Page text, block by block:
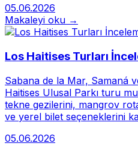
05.06.2026
Makaleyi oku →
Los Haitises Turları
Sabana de la Mar, Samaná
Haitises Ulusal Parkı turu
tekne gezilerini, mangrov
ve yerel bilet seçeneklerini
05.06.2026